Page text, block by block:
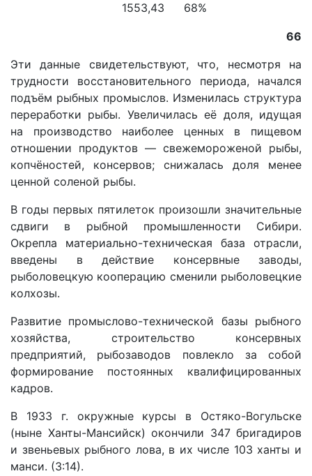
1553,43 68%
66
Эти данные свидетельствуют, что, несмотря на
трудности восстановительного периода, начался
подъём рыбных промыслов. Изменилась структура
переработки рыбы. Увеличилась её доля, идущая
на производство наиболее ценных в пищевом
отношении продуктов — свежемороженой рыбы,
копчёностей, консервов; снижалась доля менее
ценной соленой рыбы.
В годы первых пятилеток произошли значительные
сдвиги в рыбной промышленности Сибири.
Окрепла материально-техническая база отрасли,
введены в действие консервные заводы,
рыболовецкую кооперацию сменили рыболовецкие
колхозы.
Развитие промыслово-технической базы рыбного
хозяйства, строительство консервных
предприятий, рыбозаводов повлекло за собой
формирование постоянных квалифицированных
кадров.
В 1933 г. окружные курсы в Остяко-Вогульске
(ныне Ханты-Мансийск) окончили 347 бригадиров
и звеньевых рыбного лова, в их числе 103 ханты и
манси. (3:14).